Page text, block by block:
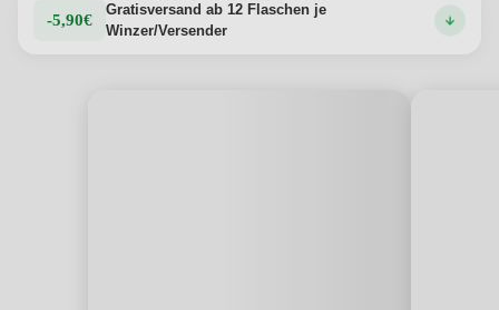
-5,90€
Gratisversand ab 12 Flaschen je
Winzer/Versender